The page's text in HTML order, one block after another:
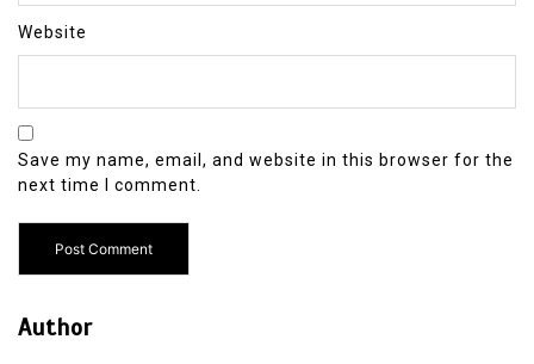
Website
Save my name, email, and website in this browser for the
next time I comment.
Author